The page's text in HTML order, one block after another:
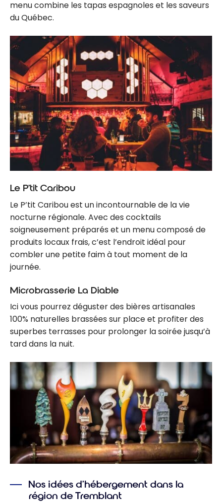
menu combine les tapas espagnoles et les saveurs
du Québec.
Le P’tit Caribou
Le P’tit Caribou est un incontournable de la vie
nocturne régionale. Avec des cocktails
soigneusement préparés et un menu composé de
produits locaux frais, c’est l’endroit idéal pour
combler une petite faim à tout moment de la
journée.
Microbrasserie La Diable
Ici vous pourrez déguster des bières artisanales
100% naturelles brassées sur place et profiter des
superbes terrasses pour prolonger la soirée jusqu’à
tard dans la nuit.
Nos idées d’hébergement dans la
région de Tremblant